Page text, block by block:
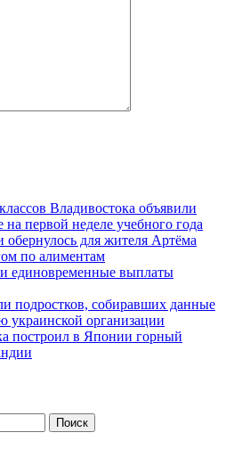
Владивостока объявили
первой неделе учебного года
обернулось для жителя Артёма
по алиментам
единовременные выплаты
подростков, собиравших данные
украинской организации
построил в Японии горный